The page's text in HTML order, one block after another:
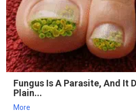
Fungus Is A Parasite, And It
Plain...
More